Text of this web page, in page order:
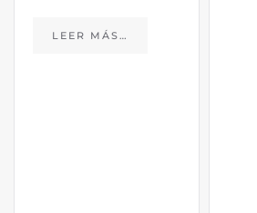
LEER MÁS…